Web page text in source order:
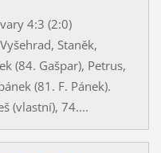
4:3 (2:0)
Staněk,
(84. Gašpar), Petrus,
(81. F. Pánek).
(vlastní), 74....